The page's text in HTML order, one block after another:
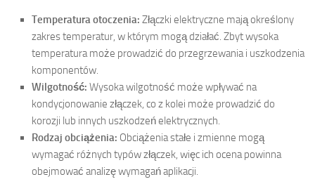
Temperatura otoczenia: Złączki elektryczne mają określony
zakres temperatur, w którym mogą działać. Zbyt wysoka
temperatura może prowadzić do przegrzewania i uszkodzenia
komponentów.
Wilgotność: Wysoka wilgotność może wpływać na
kondycjonowanie złączek, co z kolei może prowadzić do
korozji lub innych uszkodzeń elektrycznych.
Rodzaj obciążenia: Obciążenia stałe i zmienne mogą
wymagać różnych typów złączek, więc ich ocena powinna
obejmować analizę wymagań aplikacji.